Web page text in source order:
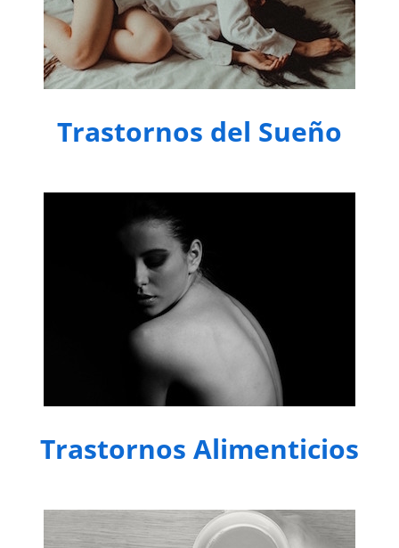
Trastornos del Sueño
Trastornos Alimenticios